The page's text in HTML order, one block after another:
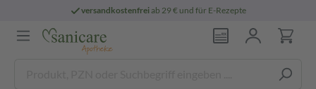
versandkostenfreiab 29 € und für E-Rezepte